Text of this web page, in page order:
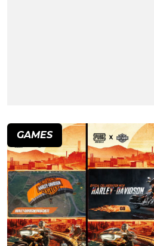
GAMES